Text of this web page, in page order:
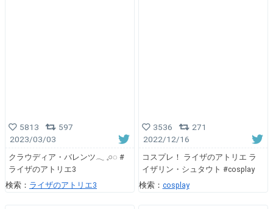
5813
597
2023/03/03
クラウディア・バレンツ𓂃 𓈒𓏸◌ #
ライザのアトリエ3
検索： ライザのアトリエ3
3536
271
2022/12/16
コスプレ！ ライザのアトリエ ラ
イザリン・シュタウト #cosplay
検索： cosplay